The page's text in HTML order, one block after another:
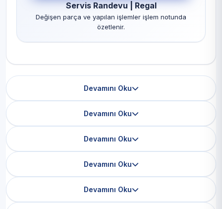
Servis Randevu | Regal
Değişen parça ve yapılan işlemler işlem notunda
özetlenir.
Devamını Oku
Devamını Oku
Devamını Oku
Devamını Oku
Devamını Oku